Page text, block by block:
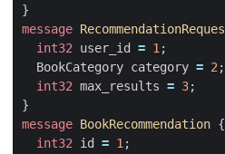
}
message
int32 user_id = 1;
BookCategory category = 2;
int32 max_results = 3;
}
message BookRecommendation {
int32 id = 1;